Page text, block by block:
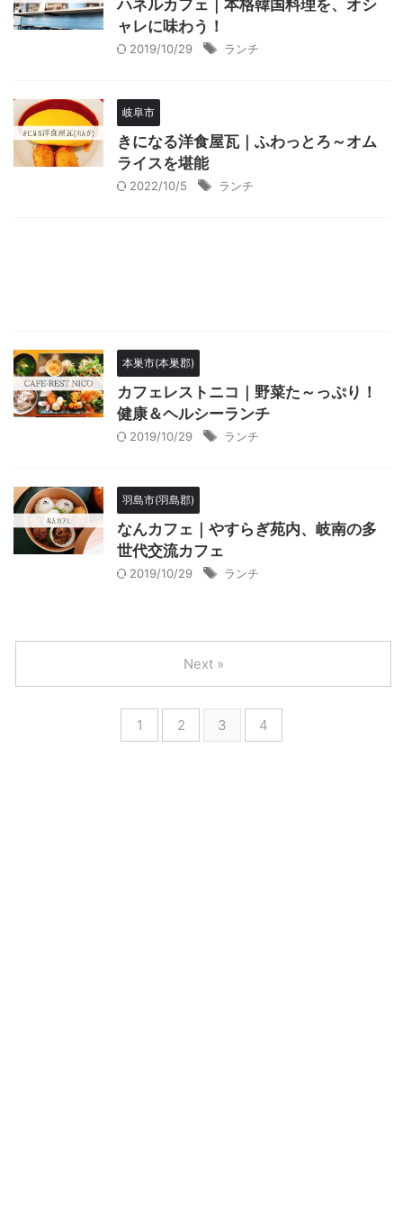
ハネルカフェ｜本格韓国料理を、オシ
ャレに味わう！
2019/10/29 ランチ
岐阜市
きになる洋食屋瓦｜ふわっとろ～オム
ライスを堪能
2022/10/5 ランチ
本巣市(本巣郡)
カフェレストニコ｜野菜た～っぷり！
健康＆ヘルシーランチ
2019/10/29 ランチ
羽島市(羽島郡)
なんカフェ｜やすらぎ苑内、岐南の多
世代交流カフェ
2019/10/29 ランチ
1 2 3 4
Next »